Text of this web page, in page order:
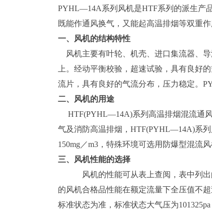
PYHL—14A系列风机是HTF系列的派生产
既能作通风换气，又能起高温排烟等双重
一、风机的结构特性
风机主要有叶轮、机壳、进口集流器、
上。经动平衡校验，超速试验，具有良好
流片，具有良好的气流分布，压力稳定。
二、风机的用途
HTF(PYHL—14A)系列高温排烟混流通风
气及消防高温排烟，HTF(PYHL—14A)系
150mg／m3，特殊环境可选用防爆型混流风
三、风机性能的选择
风机的性能可从表上查阅，表中列
的风机合格品性能在额定流量下全压值不
标准状态为准，标准状态大气压为